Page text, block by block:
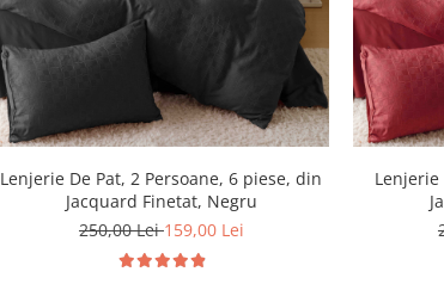
Lenjerie De Pat, 2 Persoane, 6 piese, din
Jacquard Finetat, Negru
250,00 Lei159,00 Lei
Lenjerie